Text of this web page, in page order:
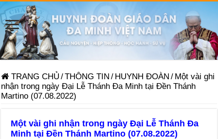
TRANG CHỦ /THÔNG TIN / HUYNH ĐOÀN / Một vài ghi
nhận trong ngày Đại Lễ Thánh Đa Minh tại Đền Thánh
Martino (07.08.2022)
Một vài ghi nhận trong ngày Đại Lễ Thánh Đa
Minh tại Đền Thánh Martino (07.08.2022)